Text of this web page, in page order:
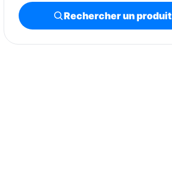
Rechercher un produit